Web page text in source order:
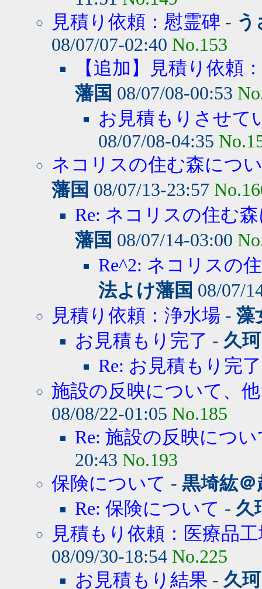
見積り依頼：慰霊碑 -
08/07/07-02:40 No.153
【追加】見積り依頼
藩国 08/07/08-00:53
お見積もりさせて
08/07/08-04:35
ネコリスの住む森につ
藩国 08/07/13-23:57
Re: ネコリスの住む
藩国 08/07/14-03:00
Re^2: ネコリスの
法よけ藩国 08/07/
見積り依頼：浄水場 - 藻
お見積もり完了 - 久
Re: お見積もり完了
施設の反映について、他
08/08/22-01:05 No.185
Re: 施設の反映につ
20:43 No.193
保険について - 黒埼紘
Re: 保険について - 久
見積もり依頼：医療品
08/09/30-18:54 No.225
お見積もり結果 - 久